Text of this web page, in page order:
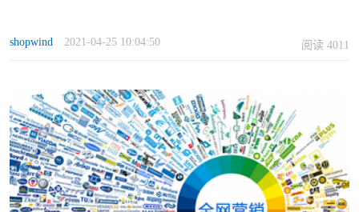
shopwind 2021-04-25 10:04:50 阅读 4011